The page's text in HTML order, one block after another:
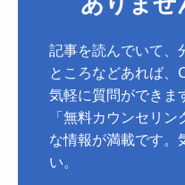
記事を読んでいて、
ところなどあれば、
気軽に質問ができま
「無料カウンセリ
な情報が満載です。
い。